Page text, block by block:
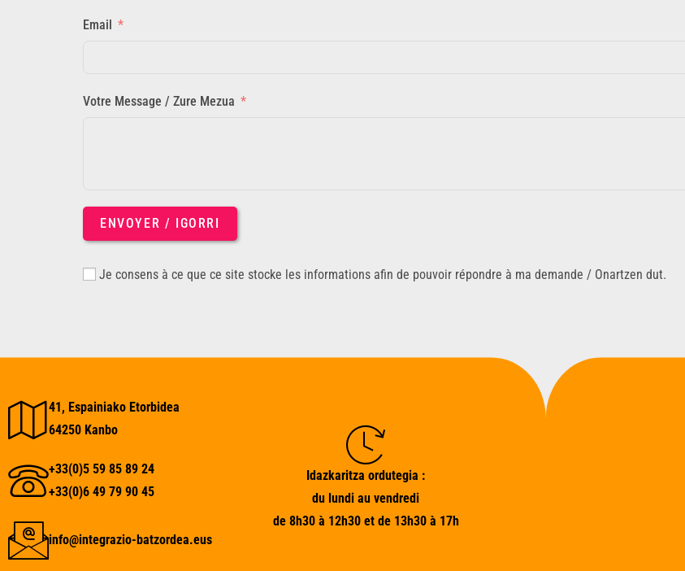
Email
Votre Message / Zure Mezua
ENVOYER / IGORRI
Je consens à ce que ce site stocke les informations afin de pouvoir répondre à ma demande / Onartzen dut.
41, Espainiako Etorbidea
64250 Kanbo
+33(0)5 59 85 89 24
+33(0)6 49 79 90 45
info@integrazio-batzordea.eus
Idazkaritza ordutegia :
du lundi au vendredi
de 8h30 à 12h30 et de 13h30 à 17h